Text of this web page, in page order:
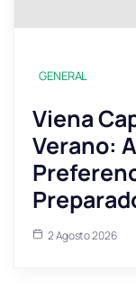
GENERAL
Viena
Verano:
2 Agosto 2026